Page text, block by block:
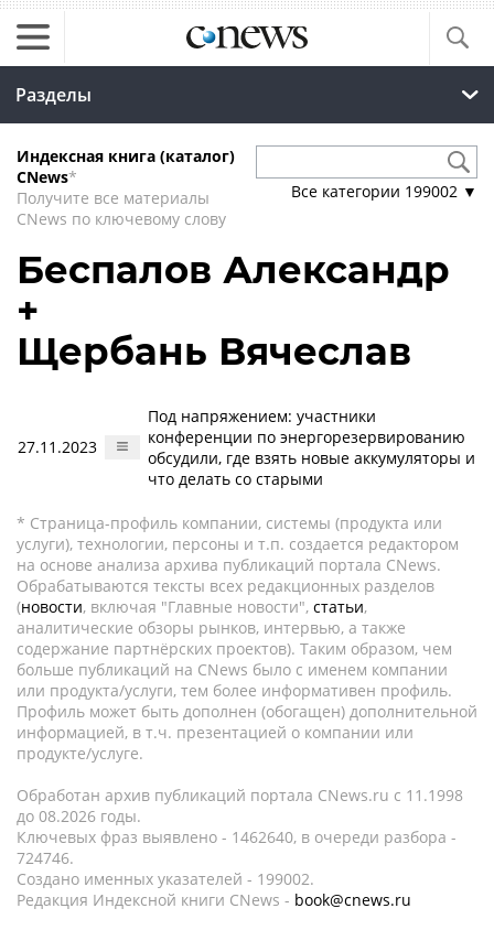
Разделы
Индексная книга (каталог)
CNews*
Получите все материалы
CNews по ключевому слову
Все категории 199002 ▼
Беспалов Александр
+
Щербань Вячеслав
27.11.2023
Под напряжением: участники
конференции по энергорезервированию
обсудили, где взять новые аккумуляторы и
что делать со старыми
* Страница-профиль компании, системы (продукта или
услуги), технологии, персоны и т.п. создается редактором
на основе анализа архива публикаций портала CNews.
Обрабатываются тексты всех редакционных разделов
(новости, включая "Главные новости", статьи,
аналитические обзоры рынков, интервью, а также
содержание партнёрских проектов). Таким образом, чем
больше публикаций на CNews было с именем компании
или продукта/услуги, тем более информативен профиль.
Профиль может быть дополнен (обогащен) дополнительной
информацией, в т.ч. презентацией о компании или
продукте/услуге.
Обработан архив публикаций портала CNews.ru c 11.1998
до 08.2026 годы.
Ключевых фраз выявлено - 1462640, в очереди разбора -
724746.
Создано именных указателей - 199002.
Редакция Индексной книги CNews - book@cnews.ru